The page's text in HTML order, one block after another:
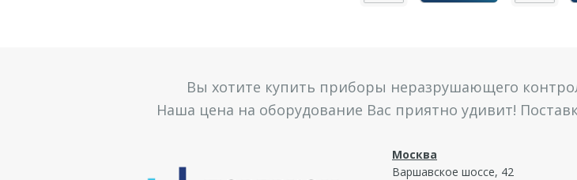
Вы хотите купить приборы неразрушающего
Наша цена на оборудование Вас приятно удивит!
Москва
Варшавское шоссе, 42